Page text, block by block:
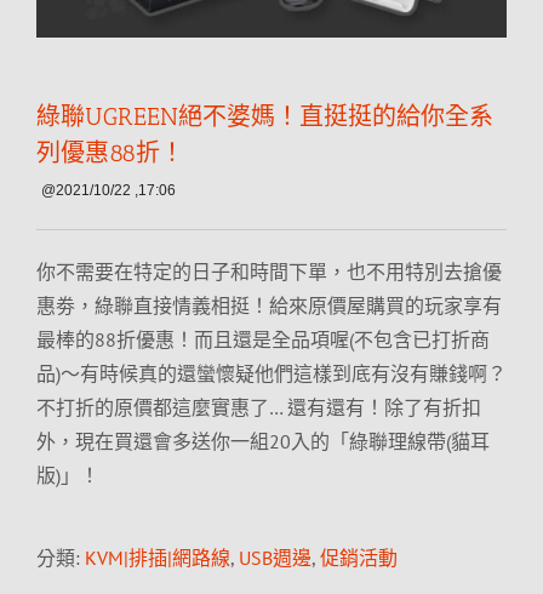
綠聯UGREEN絕不婆媽！直挺挺的給你全系
列優惠88折！
@2021/10/22 ,17:06
你不需要在特定的日子和時間下單，也不用特別去搶優
惠劵，綠聯直接情義相挺！給來原價屋購買的玩家享有
最棒的88折優惠！而且還是全品項喔(不包含已打折商
品)～有時候真的還蠻懷疑他們這樣到底有沒有賺錢啊？
不打折的原價都這麼實惠了… 還有還有！除了有折扣
外，現在買還會多送你一組20入的「綠聯理線帶(貓耳
版)」！
分類: KVM|排插|網路線, USB週邊, 促銷活動